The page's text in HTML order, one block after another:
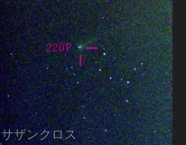
サザンクロス